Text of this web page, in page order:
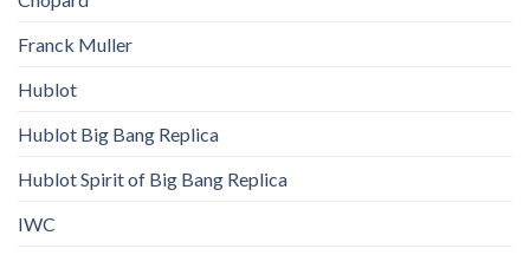
Franck Muller
Hublot
Hublot Big Bang Replica
Hublot Spirit of Big Bang Replica
IWC